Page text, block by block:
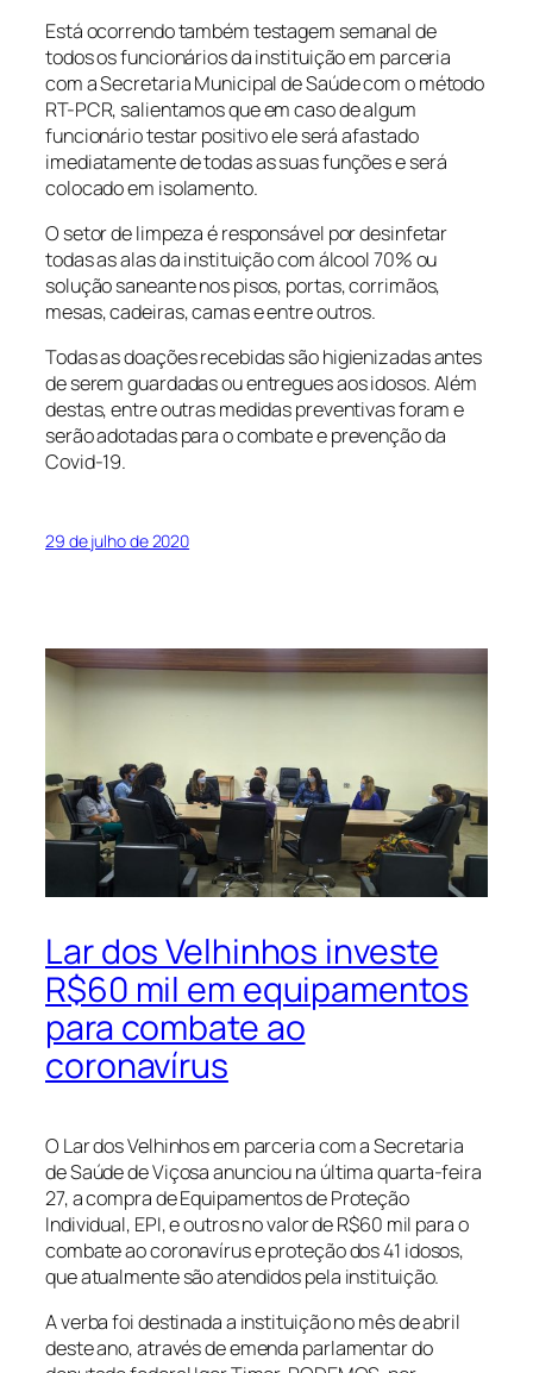
Está ocorrendo também testagem semanal de
todos os funcionários da instituição em parceria
com a Secretaria Municipal de Saúde com o método
RT-PCR, salientamos que em caso de algum
funcionário testar positivo ele será afastado
imediatamente de todas as suas funções e será
colocado em isolamento.
O setor de limpeza é responsável por desinfetar
todas as alas da instituição com álcool 70% ou
solução saneante nos pisos, portas, corrimãos,
mesas, cadeiras, camas e entre outros.
Todas as doações recebidas são higienizadas antes
de serem guardadas ou entregues aos idosos. Além
destas, entre outras medidas preventivas foram e
serão adotadas para o combate e prevenção da
Covid-19.
29 de julho de 2020
Lar dos Velhinhos investe
R$60 mil em equipamentos
para combate ao
coronavírus
O Lar dos Velhinhos em parceria com a Secretaria
de Saúde de Viçosa anunciou na última quarta-feira
27, a compra de Equipamentos de Proteção
Individual, EPI, e outros no valor de R$60 mil para o
combate ao coronavírus e proteção dos 41 idosos,
que atualmente são atendidos pela instituição.
A verba foi destinada a instituição no mês de abril
deste ano, através de emenda parlamentar do